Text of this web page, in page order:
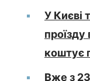
У Києві
проїзду
коштує
Вже з